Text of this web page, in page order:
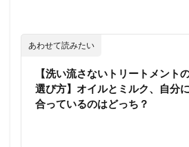
あわせて読みたい
【洗い流さないトリートメント
選び方】オイルとミルク、自分に
合っているのはどっち？